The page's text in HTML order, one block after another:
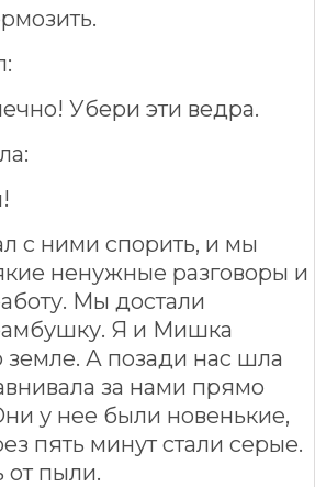
Убери эти ведра.
с ними спорить, и мы
ненужные разговоры и
Мы достали
Я и Мишка
земле. А позади нас шла
за нами прямо
у нее были новенькие,
пять минут стали серые.
от пыли.